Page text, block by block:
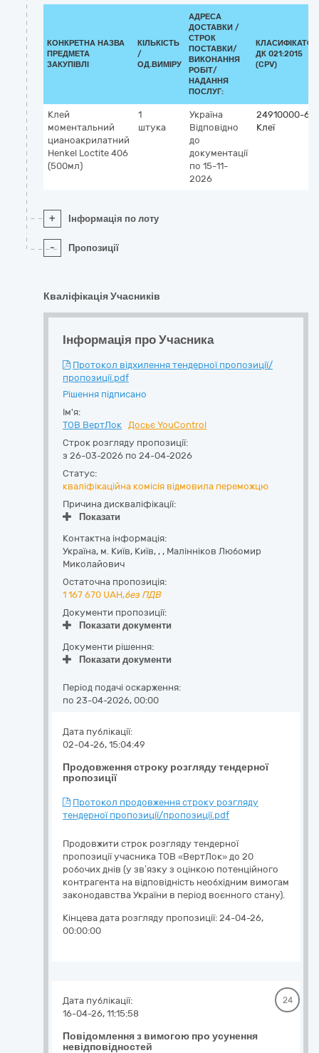
КОНКРЕТНА НАЗВА
ПРЕДМЕТА
ЗАКУПІВЛІ
КІЛЬКІСТЬ
/
ОД.ВИМІРУ
АДРЕСА
ДОСТАВКИ /
СТРОК
ПОСТАВКИ/
ВИКОНАННЯ
РОБІТ/
НАДАННЯ
ПОСЛУГ:
КЛАСИФІКАТОР
ДК 021:2015
(CPV)
Клей
моментальний
цианоакрилатний
Henkel Loctite 406
(500мл)
1
штука
Україна
Відповідно
до
документації
по 15-11-
2026
24910000-6
Клеї
+ Інформація по лоту
- Пропозиції
Кваліфікація Учасників
Інформація про Учасника
Протокол відхилення тендерної пропозиції/
пропозиції.pdf
Рішення підписано
Ім'я:
ТОВ ВертЛок Досьє YouControl
Строк розгляду пропозиції:
з 26-03-2026 по 24-04-2026
Статус:
кваліфікаційна комісія відмовила переможцю
Причина дискваліфікації:
Показати
Контактна інформація:
Україна, м. Київ, Київ, , , Малінніков Любомир
Миколайович
Остаточна пропозиція:
1 167 670 UAH,без ПДВ
Документи пропозиції:
Показати документи
Документи рішення:
Показати документи
Період подачі оскарження:
по 23-04-2026, 00:00
Продовження строку розгляду тендерної
пропозиції
Дата публікації:
02-04-26, 15:04:49
Протокол продовження строку розгляду
тендерної пропозиції/пропозиції.pdf
Продовжити строк розгляду тендерної
пропозиції учасника ТОВ «ВертЛок» до 20
робочих днів (у зв’язку з оцінкою потенційного
контрагента на відповідність необхідним вимогам
законодавства України в період воєнного стану).
Кінцева дата розгляду пропозиції: 24-04-26,
00:00:00
Повідомлення з вимогою про усунення
невідповідностей
Дата публікації:
16-04-26, 11:15:58
24